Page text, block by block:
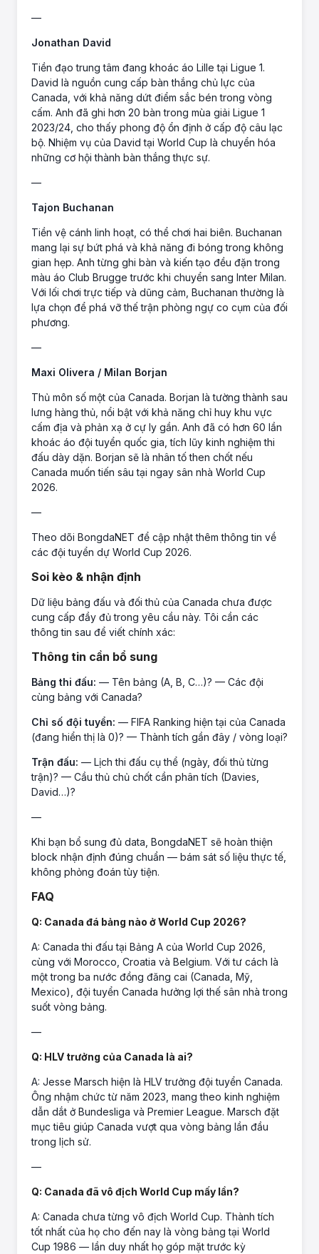
—
Jonathan David
Tiền đạo trung tâm đang khoác áo Lille tại Ligue 1.
David là nguồn cung cấp bàn thắng chủ lực của
Canada, với khả năng dứt điểm sắc bén trong vòng
cấm. Anh đã ghi hơn 20 bàn trong mùa giải Ligue 1
2023/24, cho thấy phong độ ổn định ở cấp độ câu lạc
bộ. Nhiệm vụ của David tại World Cup là chuyển hóa
những cơ hội thành bàn thắng thực sự.
—
Tajon Buchanan
Tiền vệ cánh linh hoạt, có thể chơi hai biên. Buchanan
mang lại sự bứt phá và khả năng đi bóng trong không
gian hẹp. Anh từng ghi bàn và kiến tạo đều đặn trong
màu áo Club Brugge trước khi chuyển sang Inter Milan.
Với lối chơi trực tiếp và dũng cảm, Buchanan thường là
lựa chọn để phá vỡ thế trận phòng ngự co cụm của đối
phương.
—
Maxi Olivera / Milan Borjan
Thủ môn số một của Canada. Borjan là tường thành sau
lưng hàng thủ, nổi bật với khả năng chỉ huy khu vực
cấm địa và phản xạ ở cự ly gần. Anh đã có hơn 60 lần
khoác áo đội tuyển quốc gia, tích lũy kinh nghiệm thi
đấu dày dặn. Borjan sẽ là nhân tố then chốt nếu
Canada muốn tiến sâu tại ngay sân nhà World Cup
2026.
—
Theo dõi BongdaNET để cập nhật thêm thông tin về
các đội tuyển dự World Cup 2026.
Soi kèo & nhận định
Dữ liệu bảng đấu và đối thủ của Canada chưa được
cung cấp đầy đủ trong yêu cầu này. Tôi cần các
thông tin sau để viết chính xác:
Thông tin cần bổ sung
Bảng thi đấu: — Tên bảng (A, B, C…)? — Các đội
cùng bảng với Canada?
Chỉ số đội tuyển: — FIFA Ranking hiện tại của Canada
(đang hiển thị là 0)? — Thành tích gần đây / vòng loại?
Trận đấu: — Lịch thi đấu cụ thể (ngày, đối thủ từng
trận)? — Cầu thủ chủ chốt cần phân tích (Davies,
David…)?
—
Khi bạn bổ sung đủ data, BongdaNET sẽ hoàn thiện
block nhận định đúng chuẩn — bám sát số liệu thực tế,
không phỏng đoán tùy tiện.
FAQ
Q: Canada đá bảng nào ở World Cup 2026?
A: Canada thi đấu tại Bảng A của World Cup 2026,
cùng với Morocco, Croatia và Belgium. Với tư cách là
một trong ba nước đồng đăng cai (Canada, Mỹ,
Mexico), đội tuyển Canada hưởng lợi thế sân nhà trong
suốt vòng bảng.
—
Q: HLV trưởng của Canada là ai?
A: Jesse Marsch hiện là HLV trưởng đội tuyển Canada.
Ông nhậm chức từ năm 2023, mang theo kinh nghiệm
dẫn dắt ở Bundesliga và Premier League. Marsch đặt
mục tiêu giúp Canada vượt qua vòng bảng lần đầu
trong lịch sử.
—
Q: Canada đã vô địch World Cup mấy lần?
A: Canada chưa từng vô địch World Cup. Thành tích
tốt nhất của họ cho đến nay là vòng bảng tại World
Cup 1986 — lần duy nhất họ góp mặt trước kỳ